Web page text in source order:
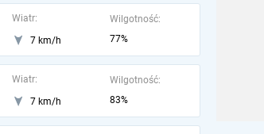
Wiatr:
7 km/h
Wilgotność:
77%
Wiatr:
7 km/h
Wilgotność:
83%